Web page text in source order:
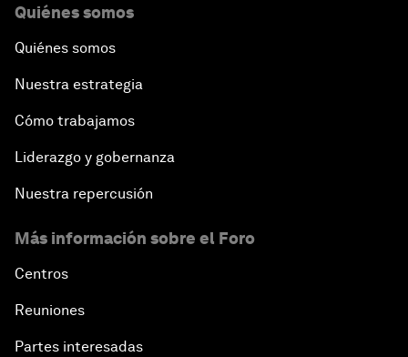
Quiénes somos
Quiénes somos
Nuestra estrategia
Cómo trabajamos
Liderazgo y gobernanza
Nuestra repercusión
Más información sobre el Foro
Centros
Reuniones
Partes interesadas